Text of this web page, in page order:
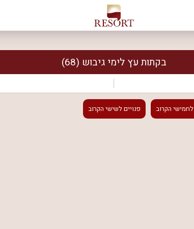
בקתות עץ לימי גיבוש (68)
לחמישי הקרוב פנוייםלשישי הקרוב